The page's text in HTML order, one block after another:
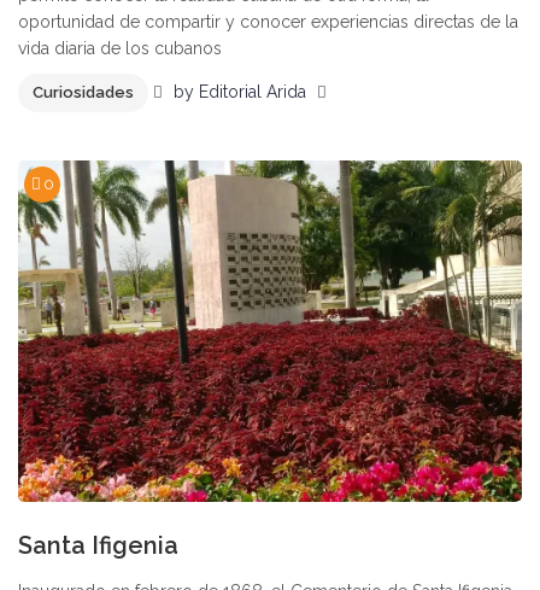
oportunidad de compartir y conocer experiencias directas de la
vida diaria de los cubanos
Curiosidades by Editorial Arida
0
Santa Ifigenia